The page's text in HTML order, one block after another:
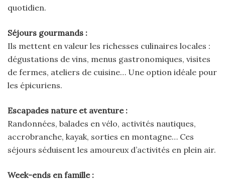
quotidien.
Séjours gourmands :
Ils mettent en valeur les richesses culinaires locales :
dégustations de vins, menus gastronomiques, visites
de fermes, ateliers de cuisine… Une option idéale pour
les épicuriens.
Escapades nature et aventure :
Randonnées, balades en vélo, activités nautiques,
accrobranche, kayak, sorties en montagne… Ces
séjours séduisent les amoureux d’activités en plein air.
Week-ends en famille :